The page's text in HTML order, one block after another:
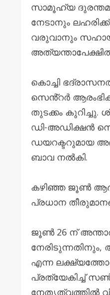
സാമൂഹ്യ
നേടാനും
വരുവാനും
കൊച്ചി
സെൻ്റർ
തുടക്കം കുറിച്ചു.
ഡി-അഡിക്ഷൻ
ഡയറക്ടറുമായ
ബാവ നൽകി.
കഴിഞ്ഞ ജൂൺ
പ്രധാന
ജൂണ്‍ 26 ന്
നേരിടുന്നതിനും,
എന്ന
പ്രത്യേകിച്ച്
നേതൃത്വത്തിൽ